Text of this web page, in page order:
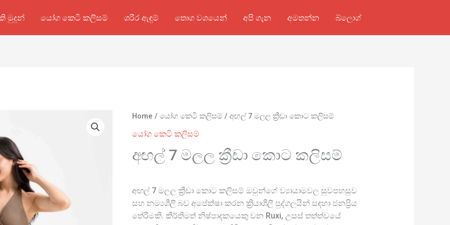
මුදුන් යෝග කෙටි කලිසම් ශරීර ඇඳුම් තොග වශයෙන් අපි ගැන අමතන්න බ්ලොග්
Home /යෝග කෙටි කලිසම් / අඟල් 7 මලල ක්‍රීඩා කොට කලිසම්
යෝග කෙටි කලිසම්
අඟල් 7 මලල ක්‍රීඩා කොට කලිසම්
අඟල් 7 මලල ක්‍රීඩා කොට කලිසම් ඔවුන්ගේ ව්‍යායාමවල සුවපහසුව
සහ නම්‍යශීලී බව අපේක්ෂා කරන ක්‍රියාශීලී පුද්ගලයින් සඳහා ජනප්‍රිය
තේරීමකි. කීර්තිමත් නිෂ්පාදකයෙකු වන Ruxi, උසස් තත්ත්වයේ